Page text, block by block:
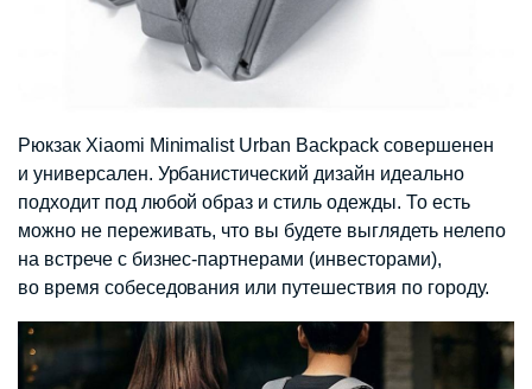
Рюкзак Xiaomi Minimalist Urban Backpack совершенен
и универсален. Урбанистический дизайн идеально
подходит под любой образ и стиль одежды. То есть
можно не переживать, что вы будете выглядеть нелепо
на встрече с бизнес-партнерами (инвесторами),
во время собеседования или путешествия по городу.